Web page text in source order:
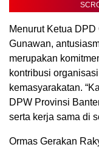
Menurut Ketua
Gunawan,
merupakan
kontribusi
kemasyarakatan.
DPW Provinsi
serta kerja sama di
Ormas Gerakan